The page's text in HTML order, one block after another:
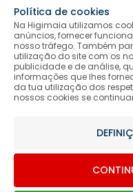
Siga-nos
Salvo indicação de
Higimaia © 2026 Todos os
Política de cookies
Na Higimaia utilizamos
anúncios, fornecer
nosso tráfego. Também
utilização do site com os
publicidade e de análise,
informações que lhes
da tua utilização dos
nossos cookies se